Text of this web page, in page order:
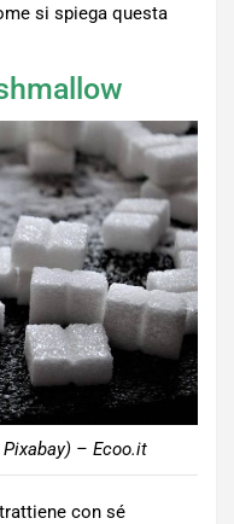
si spiega questa
– Ecoo.it
con sé